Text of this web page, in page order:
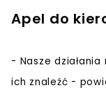
Apel do
- Nasze
ich znaleźć -